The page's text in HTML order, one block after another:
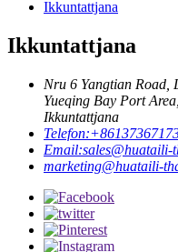
Ikkuntattjana
Ikkuntattjana
Nru 6 Yangtian Road,
Yueqing Bay Port
Ikkuntattjana
Telefon:
Email:sales@huataili-
marketing@huataili-